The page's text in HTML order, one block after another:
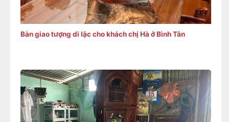
Bàn giao tượng di lặc cho khách chị Hà ở Bình Tân